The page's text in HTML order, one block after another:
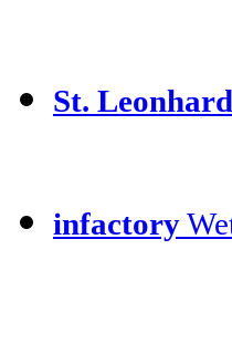
St. Leonhard
infactory